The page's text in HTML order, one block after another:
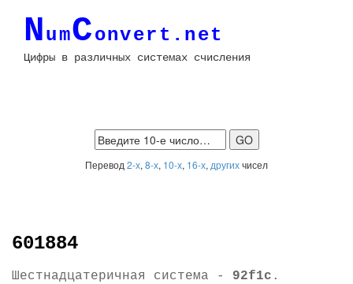
NumConvert.net
Цифры в различных системах счисления
Перевод 2-х, 8-х, 10-х, 16-х, другихчисел
601884
Шестнадцатеричная система - 92f1c .